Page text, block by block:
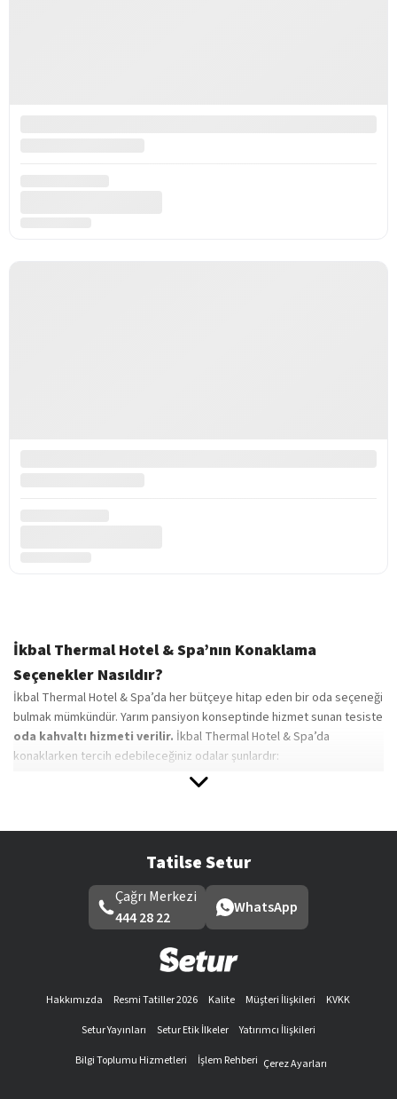
İkbal Thermal Hotel & Spa’nın Konaklama
Seçenekler Nasıldır?
İkbal Thermal Hotel & Spa’da her bütçeye hitap eden bir oda seçeneği
bulmak mümkündür. Yarım pansiyon konseptinde hizmet sunan tesiste
oda kahvaltı hizmeti verilir. İkbal Thermal Hotel & Spa’da
konaklarken tercih edebileceğiniz odalar şunlardır:
King Suit
Connection Aile Odası
Penthouse Suit
Penthouse Spa Suit
İkbal termal otel iletişim kanallarını kullanarak otelde verilen hizmetler
ve odalar hakkında daha detaylı bilgiler edinebilirsiniz.
İkbal Thermal Hotel & Spa Kimler Tarafından
Tercih edilir?
İkbal Thermal Hotel & Spa, her yaştan ziyaretçiye hitap eder. Tesiste
Tatilse Setur
Çağrı Merkezi
444 28 22
WhatsApp
Hakkımızda Resmi Tatiller 2026 Kalite Müşteri İlişkileri
KVKK
Setur Yayınları
Setur Etik İlkeler
Yatırımcı İlişkileri
Bilgi Toplumu Hizmetleri
İşlem Rehberi Çerez Ayarları